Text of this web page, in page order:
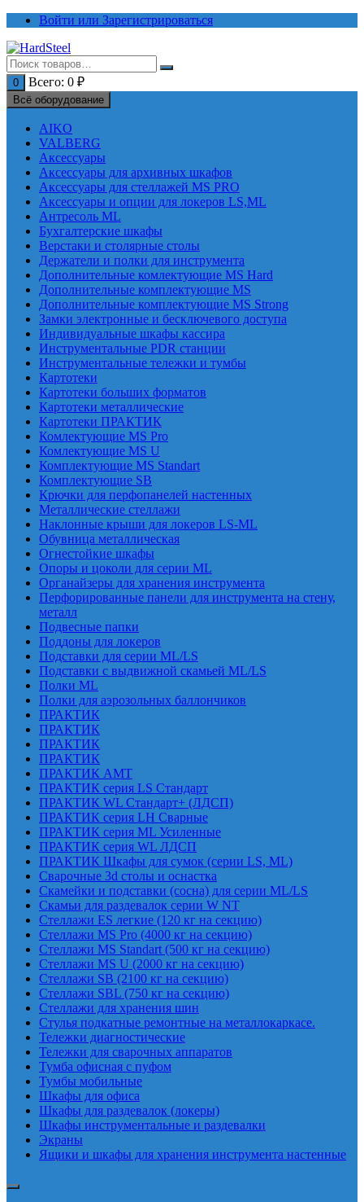
Перейти
содержимому
Войти или Зарегистрироваться
0 Всего: 0 ₽
Всё оборудование
AIKO
VALBERG
Аксессуары
Аксессуары для архивных шкафов
Аксессуары для стеллажей MS PRO
Аксессуары и опции для локеров LS,ML
Антресоль ML
Бухгалтерские шкафы
Верстаки и столярные столы
Держатели и полки для инструмента
Дополнительные комлектующие MS Hard
Дополнительные комплектующие MS
Дополнительные комплектующие MS Strong
Замки электронные и бесключевого доступа
Индивидуальные шкафы кассира
Инструментальные PDR станции
Инструментальные тележки и тумбы
Картотеки
Картотеки больших форматов
Картотеки металлические
Картотеки ПРАКТИК
Комлектующие MS Pro
Комлектующие MS U
Комплектующие MS Standart
Комплектующие SB
Крючки для перфопанелей настенных
Металлические стеллажи
Наклонные крыши для локеров LS-ML
Обувница металлическая
Огнестойкие шкафы
Опоры и цоколи для серии ML
Органайзеры для хранения инструмента
Перфорированные панели для инструмента на стену,
металл
Подвесные папки
Поддоны для локеров
Подставки для серии ML/LS
Подставки с выдвижной скамьей ML/LS
Полки ML
Полки для аэрозольных баллончиков
ПРАКТИК
ПРАКТИК
ПРАКТИК
ПРАКТИК
ПРАКТИК AMT
ПРАКТИК cерия LS Стандарт
ПРАКТИК WL Стандарт+ (ЛДСП)
ПРАКТИК серия LH Сварные
ПРАКТИК серия ML Усиленные
ПРАКТИК серия WL ЛДСП
ПРАКТИК Шкафы для сумок (серии LS, ML)
Сварочные 3d столы и оснастка
Скамейки и подставки (сосна) для серии ML/LS
Скамьи для раздевалок серии W NT
Стеллажи ES легкие (120 кг на секцию)
Стеллажи MS Pro (4000 кг на секцию)
Стеллажи MS Standart (500 кг на секцию)
Стеллажи MS U (2000 кг на секцию)
Стеллажи SB (2100 кг на секцию)
Стеллажи SBL (750 кг на секцию)
Стеллажи для хранения шин
Стулья подкатные ремонтные на металлокаркасе.
Тележки диагностические
Тележки для сварочных аппаратов
Тумба офисная с пуфом
Тумбы мобильные
Шкафы для офиса
Шкафы для раздевалок (локеры)
Шкафы инструментальные и раздевалки
Экраны
Ящики и шкафы для хранения инструмента настенные